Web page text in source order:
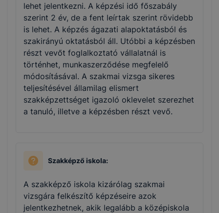
lehet jelentkezni. A képzési idő főszabály
szerint 2 év, de a fent leírtak szerint rövidebb
is lehet. A képzés ágazati alapoktatásból és
szakirányú oktatásból áll. Utóbbi a képzésben
részt vevőt foglalkoztató vállalatnál is
történhet, munkaszerződése megfelelő
módosításával. A szakmai vizsga sikeres
teljesítésével államilag elismert
szakképzettséget igazoló oklevelet szerezhet
a tanuló, illetve a képzésben részt vevő.
Szakképző iskola:
A szakképző iskola kizárólag szakmai
vizsgára felkészítő képzéseire azok
jelentkezhetnek, akik legalább a középiskola